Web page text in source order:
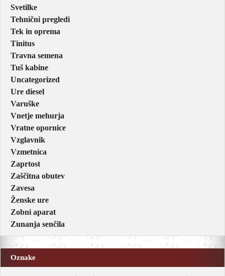
Svetilke
Tehnični pregledi
Tek in oprema
Tinitus
Travna semena
Tuš kabine
Uncategorized
Ure diesel
Varuške
Vnetje mehurja
Vratne opornice
Vzglavnik
Vzmetnica
Zaprtost
Zaščitna obutev
Zavesa
Ženske ure
Zobni aparat
Zunanja senčila
Oznake